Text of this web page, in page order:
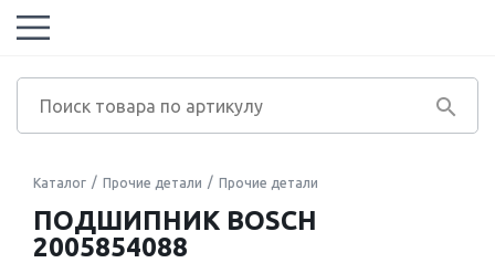
Каталог Прочие детали Прочие детали
ПОДШИПНИК BOSCH
2005854088